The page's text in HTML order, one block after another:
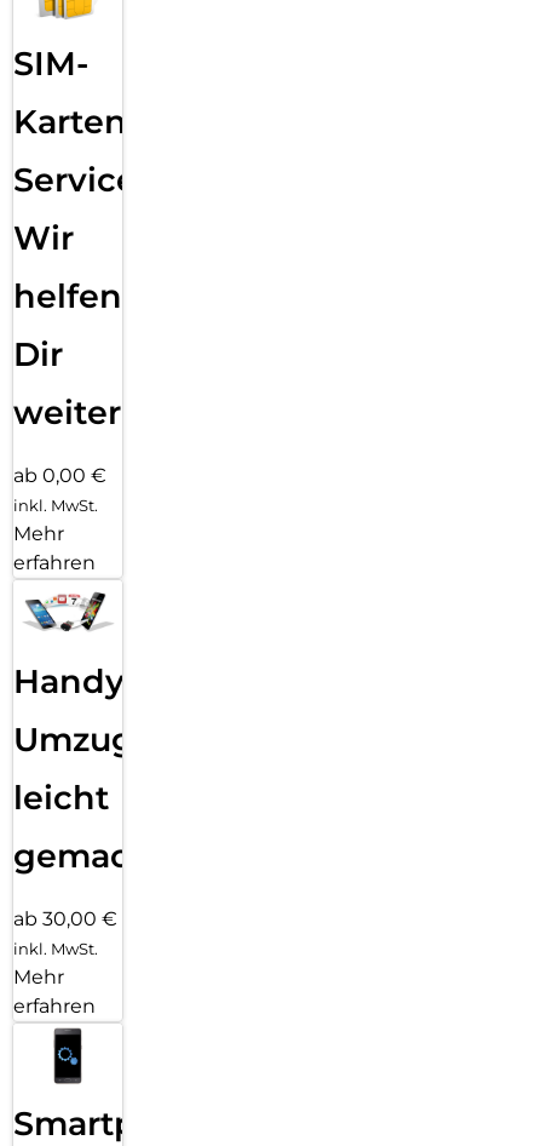
SIM-
Karten
Service:
Wir
helfen
Dir
weiter
ab 0,00 €
inkl. MwSt.
Mehr
erfahren
Handy
Umzug
leicht
gemacht!
ab 30,00 €
inkl. MwSt.
Mehr
erfahren
Smartphone